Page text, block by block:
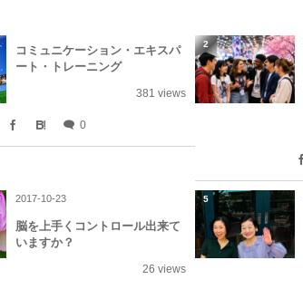
コミュニケーション・エキスパ
ート・トレーニング
381 views
0
2
2017-10-23
脳を上手くコントロール出来て
いますか？
26 views
5